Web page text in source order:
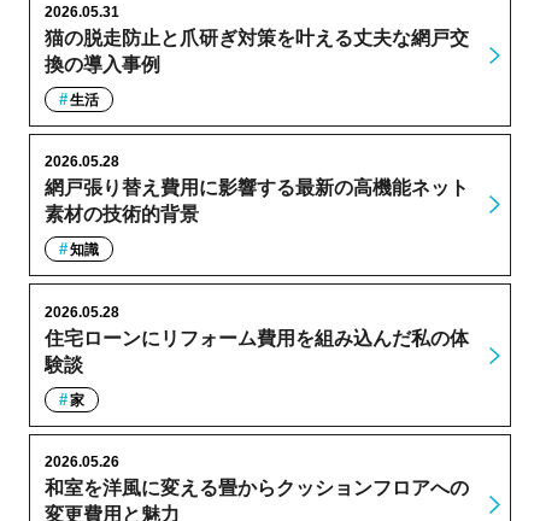
猫の脱走防止と爪研ぎ対策を叶える丈夫な網戸交
換の導入事例
2026.05.31
生活
網戸張り替え費用に影響する最新の高機能ネット
素材の技術的背景
2026.05.28
知識
住宅ローンにリフォーム費用を組み込んだ私の体
験談
2026.05.28
家
和室を洋風に変える畳からクッションフロアへの
変更費用と魅力
2026.05.26